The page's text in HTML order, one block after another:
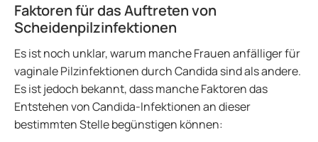
Faktoren für das Auftreten von
Scheidenpilzinfektionen
Es ist noch unklar, warum manche Frauen anfälliger für
vaginale Pilzinfektionen durch Candida sind als andere.
Es ist jedoch bekannt, dass manche Faktoren das
Entstehen von Candida-Infektionen an dieser
bestimmten Stelle begünstigen können: